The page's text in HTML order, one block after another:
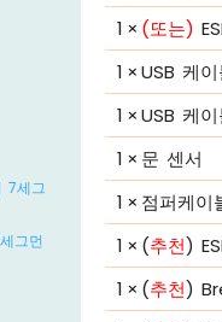
7세그
그먼
1 × (또는)
1 ×USB 케
1 ×USB 케
1 × 문 센서
1 × 점퍼케이
1 × (추천)
1 × (추천)